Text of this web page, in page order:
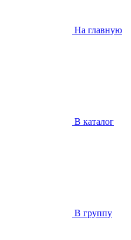
На главную
В каталог
В группу